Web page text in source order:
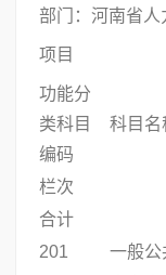
部门：河南省人
项目
功能分
类科目
编码
科目名
栏次
合计
201
一般公